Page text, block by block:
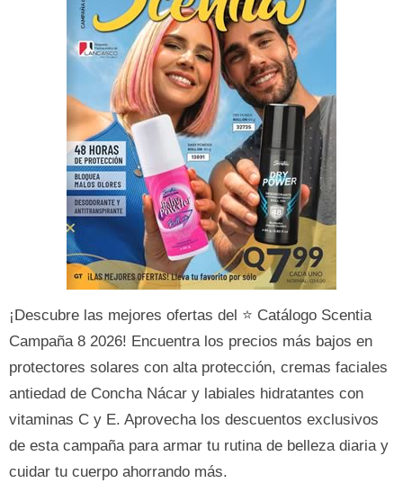
¡Descubre las mejores ofertas del ⭐ Catálogo Scentia
Campaña 8 2026! Encuentra los precios más bajos en
protectores solares con alta protección, cremas faciales
antiedad de Concha Nácar y labiales hidratantes con
vitaminas C y E. Aprovecha los descuentos exclusivos
de esta campaña para armar tu rutina de belleza diaria y
cuidar tu cuerpo ahorrando más.